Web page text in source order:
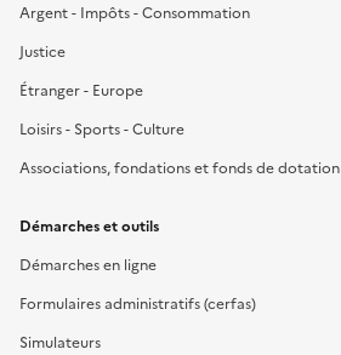
Argent - Impôts - Consommation
Justice
Étranger - Europe
Loisirs - Sports - Culture
Associations, fondations et fonds de dotation
Démarches et outils
Démarches en ligne
Formulaires administratifs (cerfas)
Simulateurs